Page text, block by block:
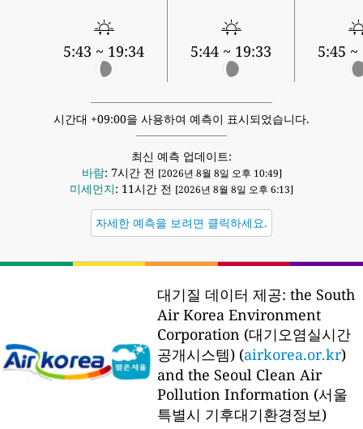
5:43 ~ 19:34 5:44 ~ 19:33 5:45 ~
시간대 +09:00을 사용하여 예측이 표시되었습니다.
최신 예측 업데이트:
바람: 7시간 전 [2026년 8월 8일 오후 10:49]
미세먼지: 11시간 전 [2026년 8월 8일 오후 6:13]
자세한 예측을 보려면 클릭하세요.
대기질 데이터 제공: the South
Air Korea Environment
Corporation (대기오염실시간
공개시스템) (airkorea.or.kr)
and the Seoul Clean Air
Pollution Information (서울
특별시 기후대기환경정보)